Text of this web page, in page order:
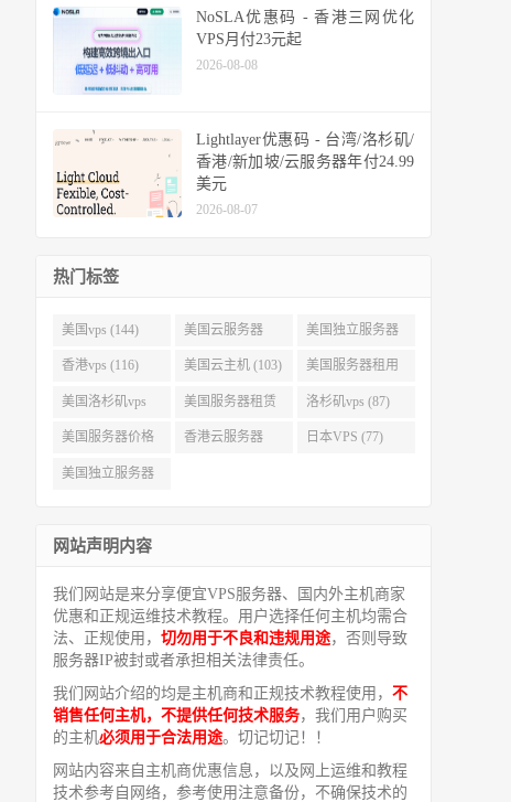
NoSLA优惠码 - 香港三网优化
VPS月付23元起
2026-08-08
Lightlayer优惠码 - 台湾/洛杉矶/
香港/新加坡/云服务器年付24.99
美元
2026-08-07
热门标签
美国vps (144) 美国云服务器
(143)
美国独立服务器
(118)
香港vps (116) 美国云主机 (103) 美国服务器租用
(99)
美国洛杉矶vps
(94)
美国服务器租赁
(91)
洛杉矶vps (87)
美国服务器价格
(82)
香港云服务器 日本VPS (77)
美国独立服务器
网站声明内容
我们网站是来分享便宜VPS服务器、国内外主机商家
优惠和正规运维技术教程。用户选择任何主机均需合
法、正规使用， 切勿用于不良和违规用途，否则导致
服务器IP被封或者承担相关法律责任。
我们网站介绍的均是主机商和正规技术教程使用， 不
销售任何主机，不提供任何技术服务，我们用户购买
的主机必须用于合法用途。切记切记！！
网站内容来自主机商优惠信息，以及网上运维和教程
技术参考自网络，参考使用注意备份，不确保技术的